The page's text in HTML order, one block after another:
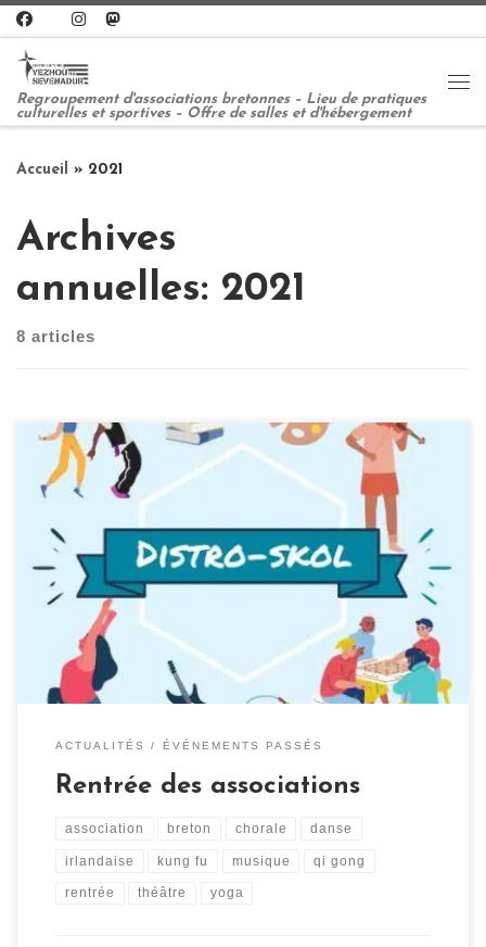
Passer au contenu
Regroupement d'associations bretonnes – Lieu de pratiques
culturelles et sportives – Offre de salles et d'hébergement
Accueil » 2021
Archives
annuelles: 2021
8 articles
C’est la rentrée des associations en septembre/octobre.
Découvrez les principales activités proposées au sein du
centre culturel Yezhoù ha Sevenadur (liste non
exhaustive et susceptible d’évoluer) : Breton : Horaires :
Lundi 15h : Bodad-komz Lundi 20h : niveau + Mardi 10h :
Kentel komz Mercredi 15h30 : Kentel komz […]
ACTUALITÉS ÉVÉNEMENTS PASSÉS
Rentrée des associations
association breton chorale danse
irlandaise kung fu musique qi gong
rentrée théâtre yoga